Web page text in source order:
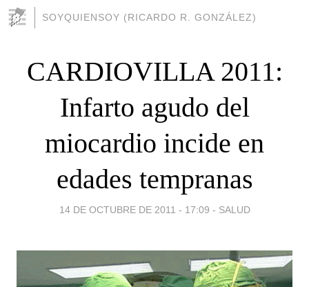
SOYQUIENSOY (RICARDO R. GONZÁLEZ)
CARDIOVILLA 2011:
Infarto agudo del
miocardio incide en
edades tempranas
14 DE OCTUBRE DE 2011 - 17:09 - SALUD